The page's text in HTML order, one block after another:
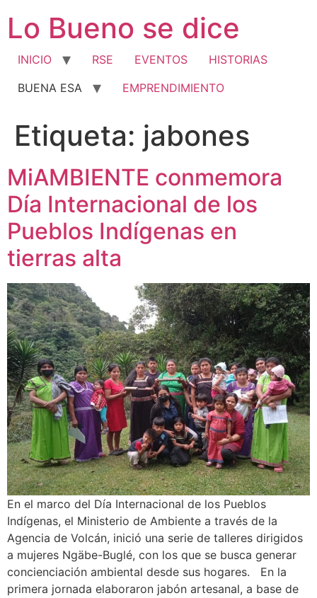
contenido
Lo Bueno se dice
INICIO RSE EVENTOS
HISTORIAS
BUENA ESA
EMPRENDIMIENTO
Etiqueta: jabones
MiAMBIENTE conmemora
Día Internacional de los
Pueblos Indígenas en
tierras alta
En el marco del Día Internacional de los Pueblos
Indígenas, el Ministerio de Ambiente a través de la
Agencia de Volcán, inició una serie de talleres dirigidos
a mujeres Ngäbe-Buglé, con los que se busca generar
concienciación ambiental desde sus hogares. En la
primera jornada elaboraron jabón artesanal, a base de